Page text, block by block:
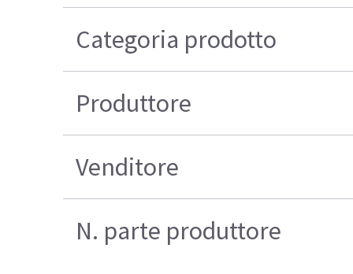
Categoria prodotto
Produttore
Venditore
N. parte produttore